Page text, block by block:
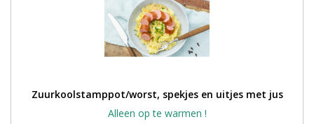
Zuurkoolstamppot/worst, spekjes en uitjes met jus
Alleen op te warmen !